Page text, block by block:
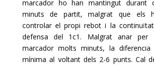
marcador ho han mantingut durant
minuts de partit, malgrat que els
controlar el propi rebot i la
defensa del 1c1. Malgrat anar per
marcador molts minuts, la diferencia
mínima al voltant dels 2-6 punts. Cal